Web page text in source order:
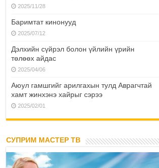
2025/11/28
Баримтат кинонууд
2025/07/12
Дэлхийн сүйрэл болон үйлийн үрийн
төлөөх айдас
2025/04/06
Аюул гамшгийг арилгахын тулд Аврагчтай
хамт жинхэнэ хайрыг сэрээ
2025/02/01
СУПРИМ МАСТЕР ТВ